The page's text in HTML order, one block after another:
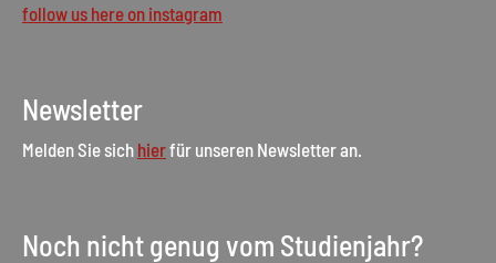
follow us here on instagram
Newsletter
Melden Sie sich hierfür unseren Newsletter an.
Noch nicht genug vom Studienjahr?